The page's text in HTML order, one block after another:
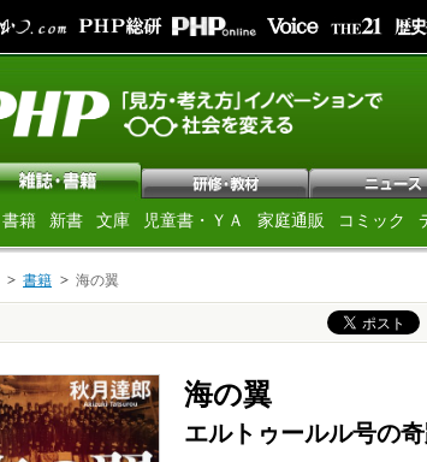
書籍 新書 文庫 児童書・ＹＡ 家庭通販 コミック
書籍 海の翼
海の翼
エルトゥールル号の